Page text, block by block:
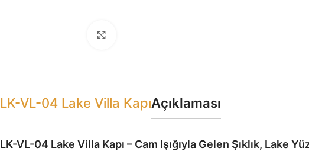
LK-VL-04 Lake Villa KapıAçıklaması
LK-VL-04 Lake Villa Kapı – Cam Işığıyla Gelen Şıklık, Lake